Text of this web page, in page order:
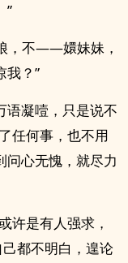
”
，不——嬛妹妹，
我？”
语凝噎，只是说不
任何事，也不用
问心无愧，就尽力
许是有人强求，
都不明白，遑论